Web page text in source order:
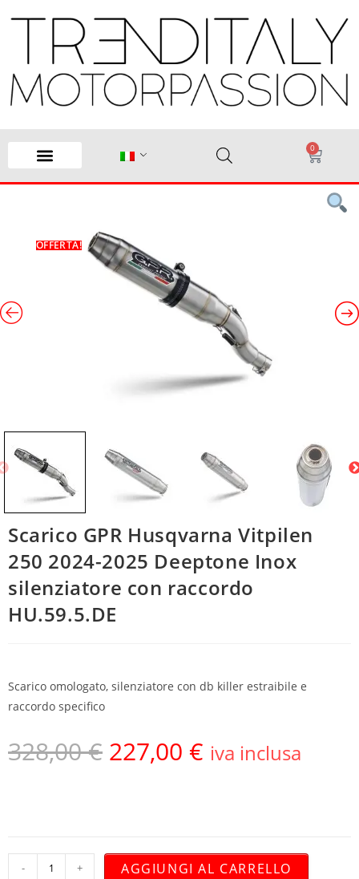
0
OFFERTA!
Scarico GPR Husqvarna Vitpilen
250 2024-2025 Deeptone Inox
silenziatore con raccordo
HU.59.5.DE
Scarico omologato, silenziatore con db killer estraibile e
raccordo specifico
328,00€ 227,00 € iva inclusa
- + AGGIUNGI AL CARRELLO